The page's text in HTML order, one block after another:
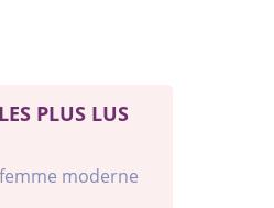
PLUS LUS
moderne